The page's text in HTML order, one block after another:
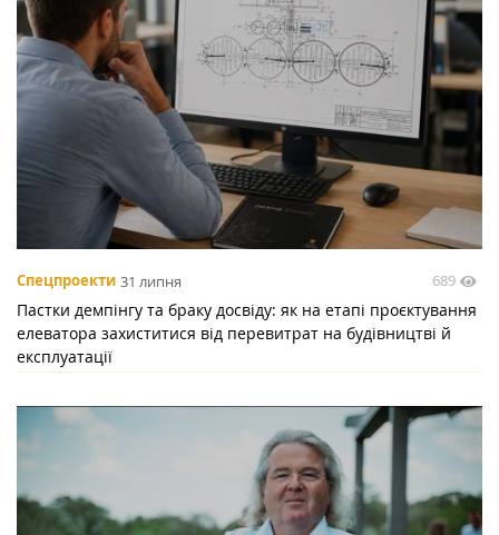
Спецпроекти 31 липня 689
Пастки демпінгу та браку досвіду: як на етапі проєктування
елеватора захиститися від перевитрат на будівництві й
експлуатації